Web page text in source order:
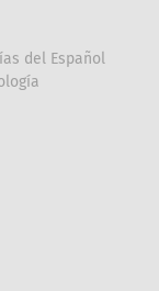
del Español